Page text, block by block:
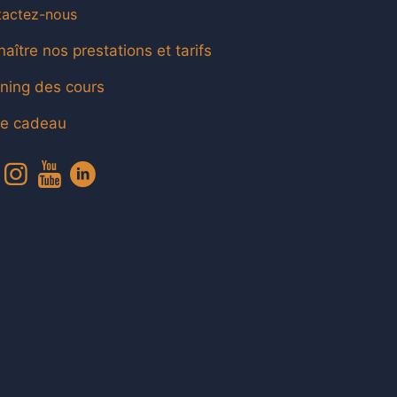
nous
nos prestations et tarifs
des cours
cadeau